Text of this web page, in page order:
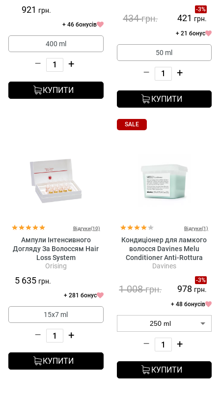
921 грн.
+ 46 бонусів
400 ml
– +
КУПИТИ
-3%
434грн. 421 грн.
+ 21 бонус
50 ml
– +
КУПИТИ
Відгуки(10)
Ампули Інтенсивного
Догляду За Волоссям Hair
Loss System
Orising
5 635 грн.
+ 281 бонус
15x7 ml
– +
КУПИТИ
SALE
Відгуки(1)
Кондиціонер для ламкого
волосся Davines Melu
Conditioner Anti-Rottura
Lucidante
Davines
-3%
1 008грн. 978 грн.
+ 48 бонусів
– +
КУПИТИ